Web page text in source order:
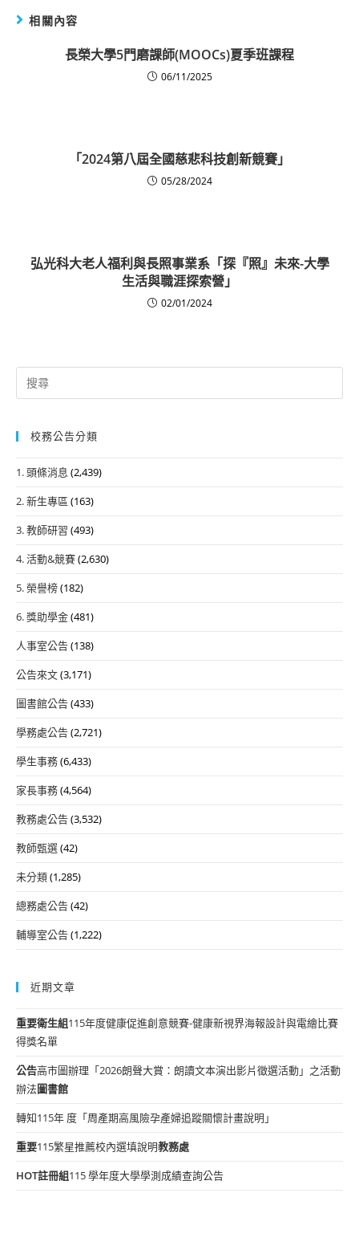
相關內容
長榮大學5門磨課師(MOOCs)夏季班課程
06/11/2025
「2024第八屆全國慈悲科技創新競賽」
05/28/2024
弘光科大老人福利與長照事業系「探『照』未來-大學
生活與職涯探索營」
02/01/2024
Search
for:
校務公告分類
1. 頭條消息 (2,439)
2. 新生專區 (163)
3. 教師研習 (493)
4. 活動&競賽(2,630)
5. 榮譽榜(182)
6. 獎助學金(481)
人事室公告(138)
公告來文(3,171)
圖書館公告(433)
學務處公告(2,721)
學生事務(6,433)
家長事務(4,564)
教務處公告(3,532)
教師甄選(42)
未分類(1,285)
總務處公告(42)
輔導室公告(1,222)
近期文章
重要衛生組115年度健康促進創意競賽-健康新視界海報設計與電繪比賽
得獎名單
公告高市圖辦理「2026朗聲大賞：朗讀文本演出影片徵選活動」之活動
辦法圖書館
轉知115年 度「周產期高風險孕產婦追蹤關懷計畫說明」
重要115繁星推薦校內選填說明教務處
HOT註冊組115 學年度大學學測成績查詢公告